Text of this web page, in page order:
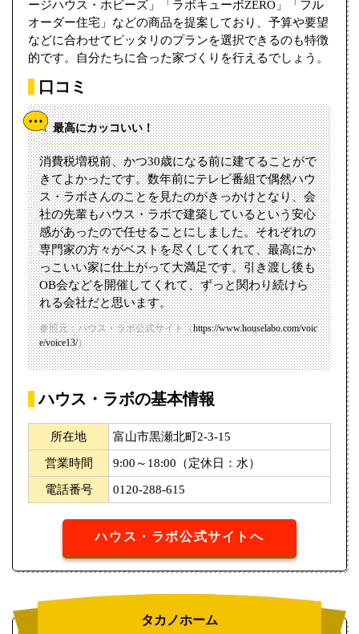
ージハウス・ホビーズ」「ラボキューボZERO」「フル
オーダー住宅」などの商品を提案しており、予算や要望
などに合わせてピッタリのプランを選択できるのも特徴
的です。自分たちに合った家づくりを行えるでしょう。
口コミ
最高にカッコいい！
消費税増税前、かつ30歳になる前に建てることがで
きてよかったです。数年前にテレビ番組で偶然ハウ
ス・ラボさんのことを見たのがきっかけとなり、会
社の先輩もハウス・ラボで建築しているという安心
感があったので任せることにしました。それぞれの
専門家の方々がベストを尽くしてくれて、最高にか
っこいい家に仕上がって大満足です。引き渡し後も
OB会などを開催してくれて、ずっと関わり続けら
れる会社だと思います。
参照元：ハウス・ラボ公式サイト（https://www.houselabo.com/voic
e/voice13/）
ハウス・ラボの基本情報
所在地 富山市黒瀬北町2-3-15
営業時間 9:00～18:00（定休日：水）
電話番号 0120-288-615
ハウス・ラボ公式サイトへ
タカノホーム